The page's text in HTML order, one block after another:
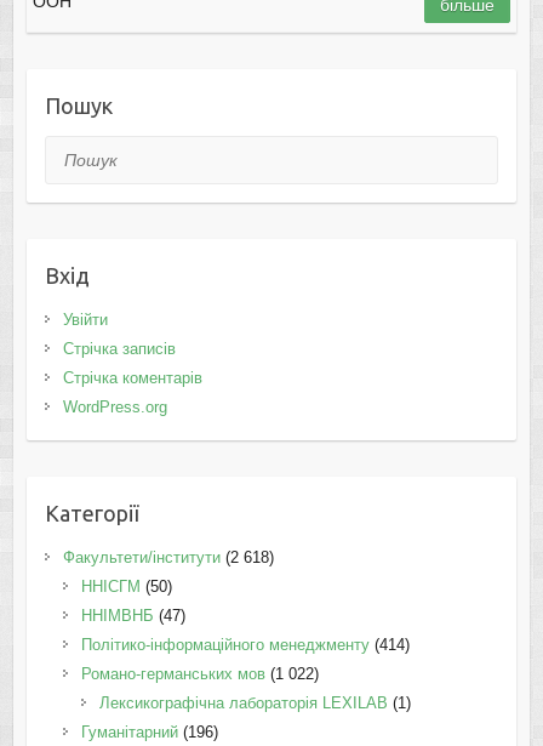
більше
Пошук
Пошук
Вхід
Увійти
Стрічка записів
Стрічка коментарів
WordPress.org
Категорії
Факультети/інститути(2 618)
ННІСГМ (50)
ННІМВНБ (47)
Політико-інформаційного менеджменту(414)
Романо-германських мов(1 022)
Лексикографічна лабораторія LEXILAB (1)
Гуманітарний(196)